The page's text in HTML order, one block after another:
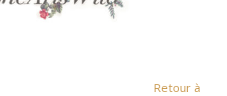
Retour à